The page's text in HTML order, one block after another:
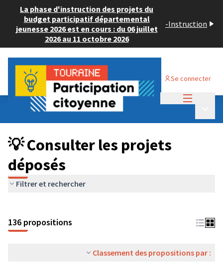
La phase d'instruction des projets du
budget participatif départemental
jeunesse 2026 est en cours : du 06 juillet
2026 au 11 octobre 2026
-Instruction
Se connecter
Budget Participatif JEUNESSE 2024
💡 Consulter les projets déposés
💡 Consulter les projets
déposés
Filtrer et rechercher
136 propositions
Classement des propositions par :